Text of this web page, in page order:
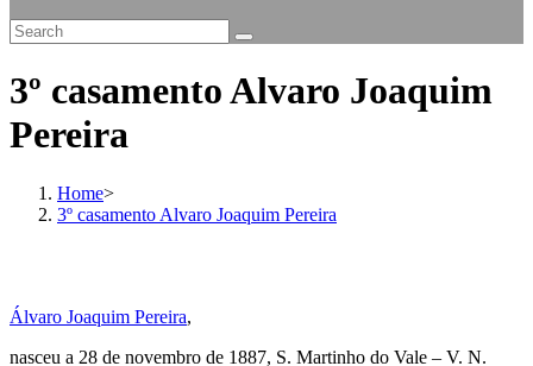
3º casamento Alvaro Joaquim
Pereira
Home>
3º casamento Alvaro Joaquim Pereira
Álvaro Joaquim Pereira,
nasceu a 28 de novembro de 1887, S. Martinho do Vale – V. N.